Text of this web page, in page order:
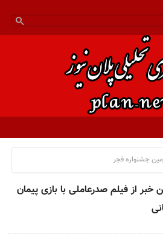
جشنواره فجر
خبر از فیلم صدرعاملی با بازی پیمان